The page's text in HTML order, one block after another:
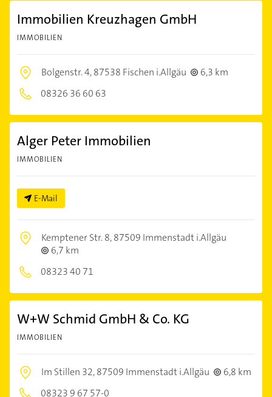
Immobilien Kreuzhagen GmbH
IMMOBILIEN
Bolgenstr. 4,87538 Fischen i.Allgäu
6,3 km
08326 36 60 63
Alger Peter Immobilien
IMMOBILIEN
E-Mail
Kemptener Str. 8,87509 Immenstadt i.Allgäu
6,7 km
08323 40 71
W+W Schmid GmbH & Co. KG
IMMOBILIEN
Im Stillen 32,87509 Immenstadt i.Allgäu
6,8 km
08323 9 67 57-0